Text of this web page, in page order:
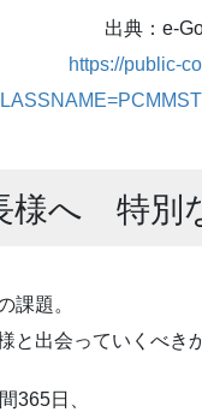
出典：e-
https://public-
様へ 特別
課題。
と出会っていくべきか
365日、